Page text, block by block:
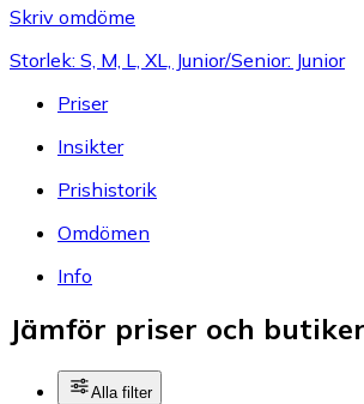
Skriv omdöme
Storlek: S, M, L, XL, Junior/Senior: Junior
Priser
Insikter
Prishistorik
Omdömen
Info
Jämför priser och butiker
Alla filter